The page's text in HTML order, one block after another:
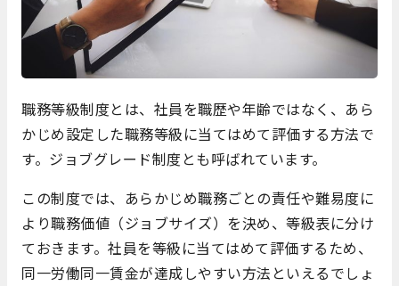
職務等級制度とは、社員を職歴や年齢ではなく、あら
かじめ設定した職務等級に当てはめて評価する方法で
す。ジョブグレード制度とも呼ばれています。
この制度では、あらかじめ職務ごとの責任や難易度に
より職務価値（ジョブサイズ）を決め、等級表に分け
ておきます。社員を等級に当てはめて評価するため、
同一労働同一賃金が達成しやすい方法といえるでしょ